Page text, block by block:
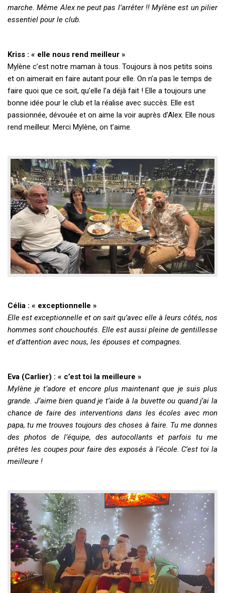
marche. Même Alex ne peut pas l’arrêter !! Mylène est un pilier
essentiel pour le club.
Kriss : « elle nous rend meilleur »
Mylène c’est notre maman à tous. Toujours à nos petits soins
et on aimerait en faire autant pour elle. On n’a pas le temps de
faire quoi que ce soit, qu’elle l’a déjà fait ! Elle a toujours une
bonne idée pour le club et la réalise avec succès. Elle est
passionnée, dévouée et on aime la voir auprès d’Alex. Elle nous
rend meilleur. Merci Mylène, on t’aime.
Célia : « exceptionnelle »
Elle est exceptionnelle et on sait qu’avec elle à leurs côtés, nos
hommes sont chouchoutés. Elle est aussi pleine de gentillesse
et d’attention avec nous, les épouses et compagnes.
Eva (Carlier) : « c’est toi la meilleure »
Mylène je t’adore et encore plus maintenant que je suis plus
grande. J’aime bien quand je t’aide à la buvette ou quand j’ai la
chance de faire des interventions dans les écoles avec mon
papa, tu me trouves toujours des choses à faire. Tu me donnes
des photos de l’équipe, des autocollants et parfois tu me
prêtes les coupes pour faire des exposés à l’école. C’est toi la
meilleure !